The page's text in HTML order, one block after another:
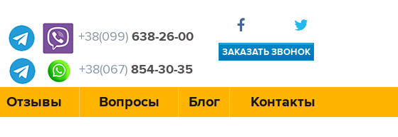
+38(099) 638-26-00
+38(067) 854-30-35
ЗАКАЗАТЬ ЗВОНОК
Отзывы Вопросы Блог Контакты